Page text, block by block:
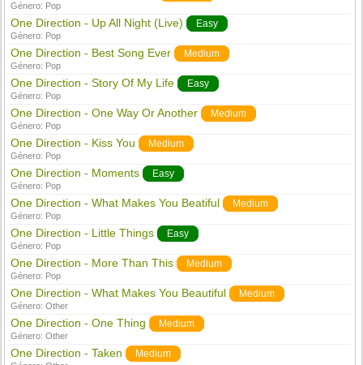
Género: Pop
One Direction - Up All Night (Live) Easy
Género: Pop
One Direction - Best Song Ever Medium
Género: Pop
One Direction - Story Of My Life Easy
Género: Pop
One Direction - One Way Or Another Medium
Género: Pop
One Direction - Kiss You Medium
Género: Pop
One Direction - Moments Easy
Género: Pop
One Direction - What Makes You Beatiful Medium
Género: Pop
One Direction - Little Things Easy
Género: Pop
One Direction - More Than This Medium
Género: Pop
One Direction - What Makes You Beautiful Medium
Género:Other
One Direction - One Thing Medium
Género:Other
One Direction - Taken Medium